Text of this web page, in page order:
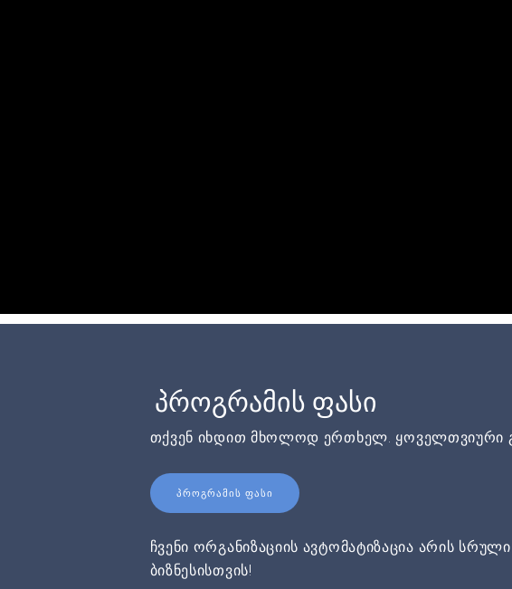
პროგრამის ფასი
თქვენ იხდით მხოლოდ ერთხელ. ყოველთვიური
ᲞᲠᲝᲒᲠᲐᲛᲘᲡ ᲤᲐᲡᲘ
ჩვენი ორგანიზაციის ავტომატიზაცია არის სრული
ბიზნესისთვის!